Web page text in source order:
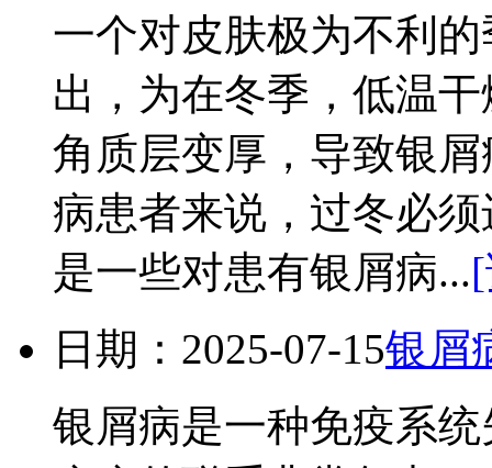
一个对皮肤极为不利
出，为在冬季，低温
角质层变厚，导致银
病患者来说，过冬必
是一些对患有银屑病...
日期：2025-07-15银屑
银屑病是一种免疫系